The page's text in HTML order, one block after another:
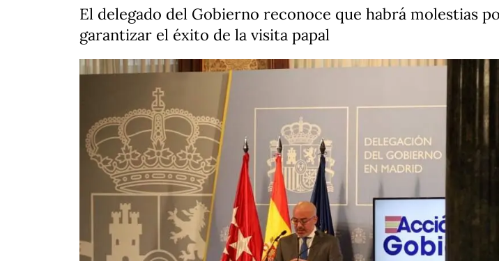
El delegado del Gobierno reconoce que habrá molestias
garantizar el éxito de la visita papal